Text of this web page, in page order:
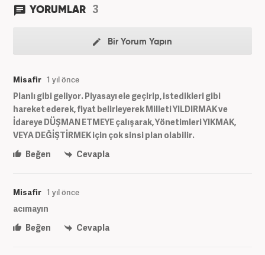
YORUMLAR 3
Bir Yorum Yapın
Misafir 1 yıl önce
Planlı gibi geliyor. Piyasayı ele geçirip, istedikleri gibi
hareket ederek, fiyat belirleyerek Milleti YILDIRMAK ve
İdareye DÜŞMAN ETMEYE çalışarak, Yönetimleri YIKMAK,
VEYA DEĞİŞTİRMEK için çok sinsi plan olabilir.
Beğen
Cevapla
Misafir 1 yıl önce
acımayın
Beğen
Cevapla